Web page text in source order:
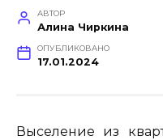
АВТОР
Алина Чиркина
ОПУБЛИКОВАНО
17.01.2024
Выселение из